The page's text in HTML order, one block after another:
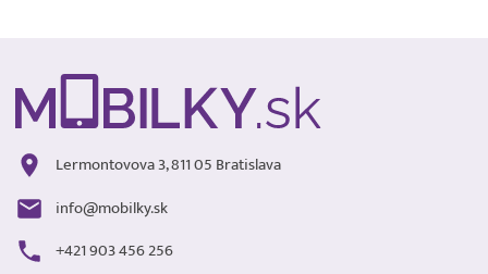
Lermontovova 3, 811 05 Bratislava
info@mobilky.sk
+421 903 456 256